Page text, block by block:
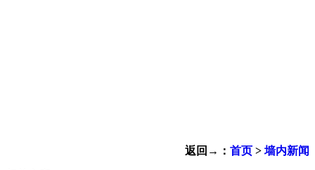
返回→： 首页 > 墙内新闻